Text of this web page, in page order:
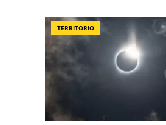
TERRITORIO